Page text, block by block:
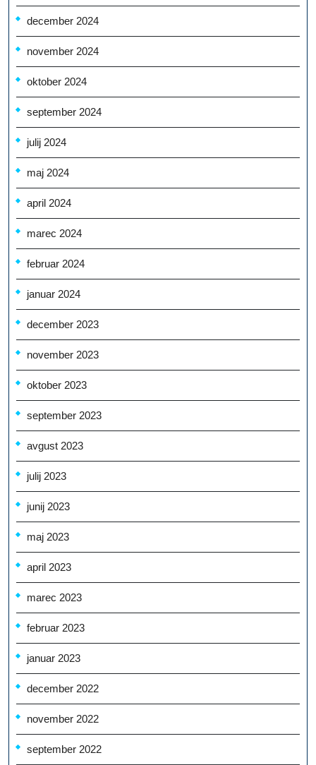
december 2024
november 2024
oktober 2024
september 2024
julij 2024
maj 2024
april 2024
marec 2024
februar 2024
januar 2024
december 2023
november 2023
oktober 2023
september 2023
avgust 2023
julij 2023
junij 2023
maj 2023
april 2023
marec 2023
februar 2023
januar 2023
december 2022
november 2022
september 2022